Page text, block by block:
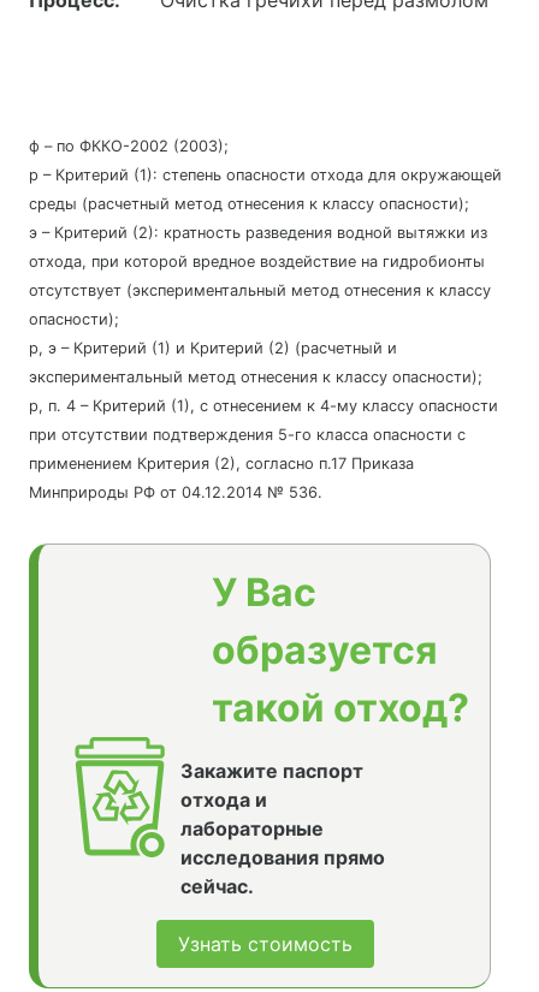
ф – по ФККО-2002 (2003);
р – Критерий (1): степень опасности отхода для окружающей
среды (расчетный метод отнесения к классу опасности);
э – Критерий (2): кратность разведения водной вытяжки из
отхода, при которой вредное воздействие на гидробионты
отсутствует (экспериментальный метод отнесения к классу
опасности);
р, э – Критерий (1) и Критерий (2) (расчетный и
экспериментальный метод отнесения к классу опасности);
р, п. 4 – Критерий (1), с отнесением к 4-му классу опасности
при отсутствии подтверждения 5-го класса опасности с
применением Критерия (2), согласно п.17 Приказа
Минприроды РФ от 04.12.2014 № 536.
У Вас
образуется
такой отход?
Закажите паспорт
отхода и
лабораторные
исследования прямо
сейчас.
Узнать стоимость